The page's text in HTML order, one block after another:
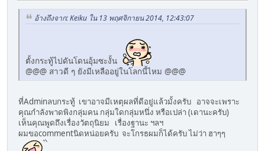
อ้างถึงจาก: Keiku ใน 13 พฤศจิกายน 2014, 12:43:07
ตั้งกระทู้ไปดันโดนอุ้มซะงั้น
@@@ สาวดี ๆ ยังมีเหลืออยู่ในโลกนี้ไหม @@@
ที่Adminลบกระทู้ เขาอาจมีเหตุผลที่ดีอยู่แล้วมั้งครับ อาจจะเพราะ
คุณกำลังพาดพิงกลุ่มคน กลุ่มใดกลุ่มหนึ่ง หรือเปล่า (เดานะครับ)
เห็นคุณพูดถึงเรื่องวัตถุนิยม เรื่องฐานะ ฯลฯ
ผมขอcommentนิดหน่อยครับ จะโกรธผมก็ได้ครับ ไม่ว่า ฮาๆๆ